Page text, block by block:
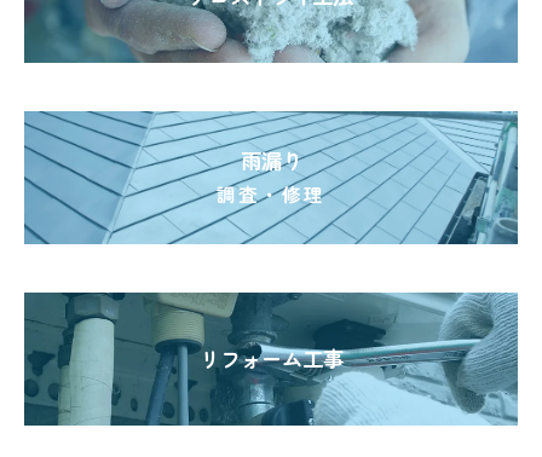
雨漏り
調査・修理
リフォーム工事